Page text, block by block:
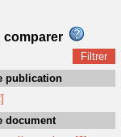
comparer
publication
document